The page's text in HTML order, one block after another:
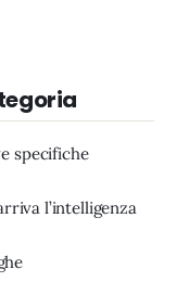
specifiche
l’intelligenza